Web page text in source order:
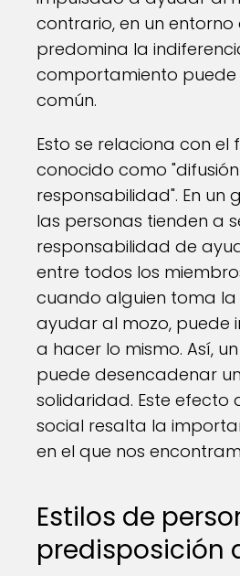
contrario, en un entorno
predomina la
comportamiento puede
común.
Esto se relaciona con el
conocido como
responsabilidad". En un
las personas tienden a
responsabilidad de
entre todos los
cuando alguien toma la
ayudar al mozo, puede
a hacer lo mismo. Así,
puede desencadenar
solidaridad. Este efecto
social resalta la
en el que nos
Estilos de
predisposición